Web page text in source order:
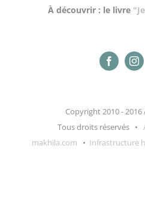
À découvrir : le livre
Copyright 2010 -
Tous droits réservés •
makhila.com • Infrastructure